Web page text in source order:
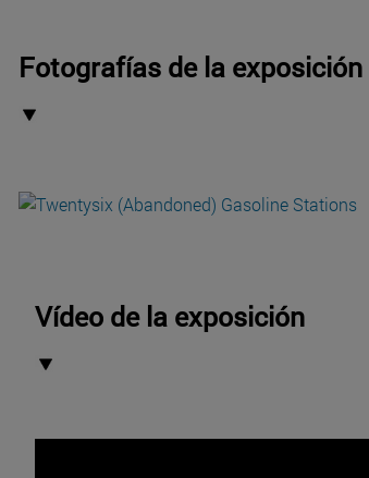
Fotografías de la exposición
Vídeo de la exposición